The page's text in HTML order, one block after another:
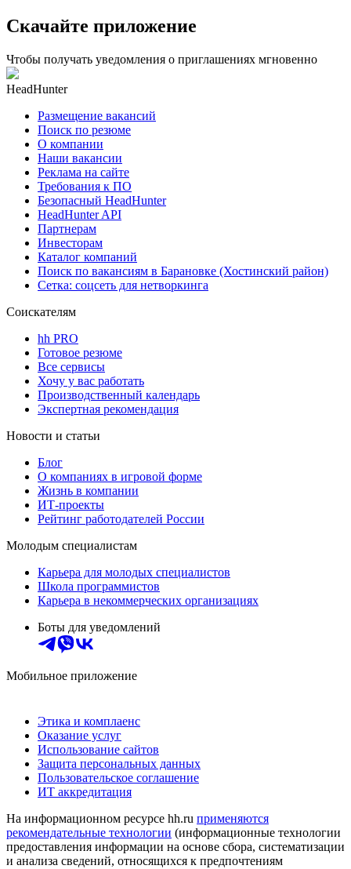
Скачайте приложение
Чтобы получать уведомления о приглашениях мгновенно
HeadHunter
Размещение вакансий
Поиск по резюме
О компании
Наши вакансии
Реклама на сайте
Требования к ПО
Безопасный HeadHunter
HeadHunter API
Партнерам
Инвесторам
Каталог компаний
Поиск по вакансиям в Барановке (Хостинский район)
Сетка: соцсеть для нетворкинга
Соискателям
hh PRO
Готовое резюме
Все сервисы
Хочу у вас работать
Производственный календарь
Экспертная рекомендация
Новости и статьи
Блог
О компаниях в игровой форме
Жизнь в компании
ИТ-проекты
Рейтинг работодателей России
Молодым специалистам
Карьера для молодых специалистов
Школа программистов
Карьера в некоммерческих организациях
Боты для уведомлений
Мобильное приложение
Этика и комплаенс
Оказание услуг
Использование сайтов
Защита персональных данных
Пользовательское соглашение
ИТ аккредитация
На информационном ресурсе hh.ru применяются
рекомендательные технологии (информационные технологии
предоставления информации на основе сбора, систематизации
и анализа сведений, относящихся к предпочтениям